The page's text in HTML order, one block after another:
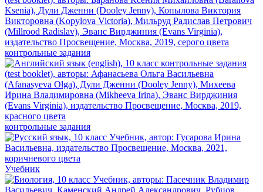
контрольные задания
контрольные задания
Учебник